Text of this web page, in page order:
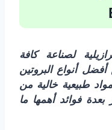
لصناعة كافة
أنواع البروتين
طبيعية خالية من
بعدة فوائد أهمها ما